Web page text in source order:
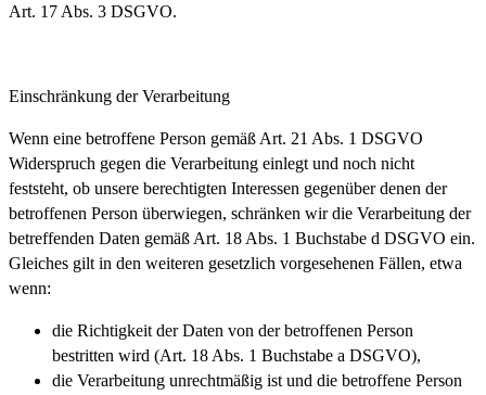
Art. 17 Abs. 3 DSGVO.
Einschränkung der Verarbeitung
Wenn eine betroffene Person gemäß Art. 21 Abs. 1 DSGVO
Widerspruch gegen die Verarbeitung einlegt und noch nicht
feststeht, ob unsere berechtigten Interessen gegenüber denen der
betroffenen Person überwiegen, schränken wir die Verarbeitung der
betreffenden Daten gemäß Art. 18 Abs. 1 Buchstabe d DSGVO ein.
Gleiches gilt in den weiteren gesetzlich vorgesehenen Fällen, etwa
wenn:
die Richtigkeit der Daten von der betroffenen Person
bestritten wird (Art. 18 Abs. 1 Buchstabe a DSGVO),
die Verarbeitung unrechtmäßig ist und die betroffene Person